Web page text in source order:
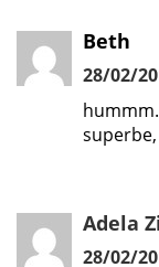
Beth
28/02/
Adela
28/02/